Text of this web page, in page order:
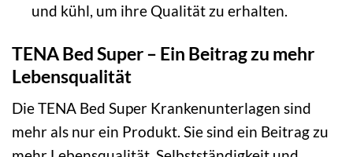
und kühl, um ihre Qualität zu erhalten.
TENA Bed Super – Ein Beitrag zu mehr
Lebensqualität
Die TENA Bed Super Krankenunterlagen sind
mehr als nur ein Produkt. Sie sind ein Beitrag zu